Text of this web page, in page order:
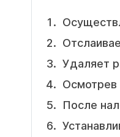
Удаляет
Осмотрев
После